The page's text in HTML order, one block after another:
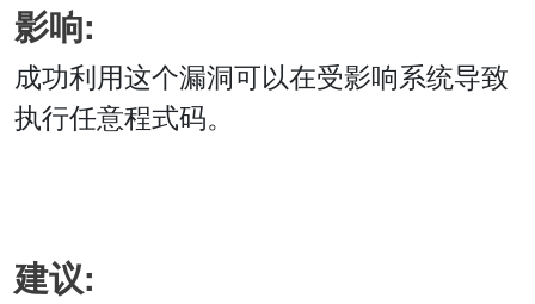
影响:
成功利用这个漏洞可以在受影响系统导致
执行任意程式码。
建议: